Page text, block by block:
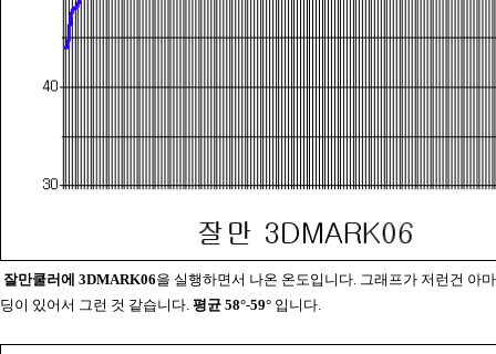
잘만쿨러에 3DMARK06을 실행하면서 나온 온도입니다. 그래프가 저런건 아
딩이 있어서 그런 것 같습니다. 평균 58°-59° 입니다.